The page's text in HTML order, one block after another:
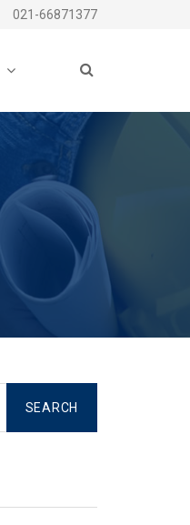
021-66871377